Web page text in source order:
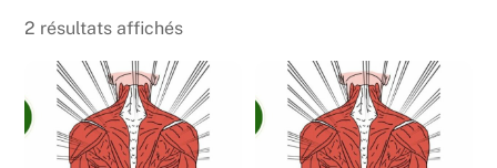
2 résultats affichés